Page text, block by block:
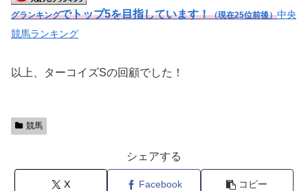
グランキングでトップ5を目指しています！（現在25位前後）中央
競馬ランキング
以上、ターコイズSの回顧でした！
競馬
シェアする
X Facebook コピー